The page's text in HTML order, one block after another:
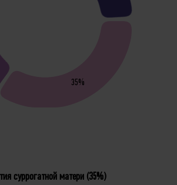
35%
суррогатной матери (35%)